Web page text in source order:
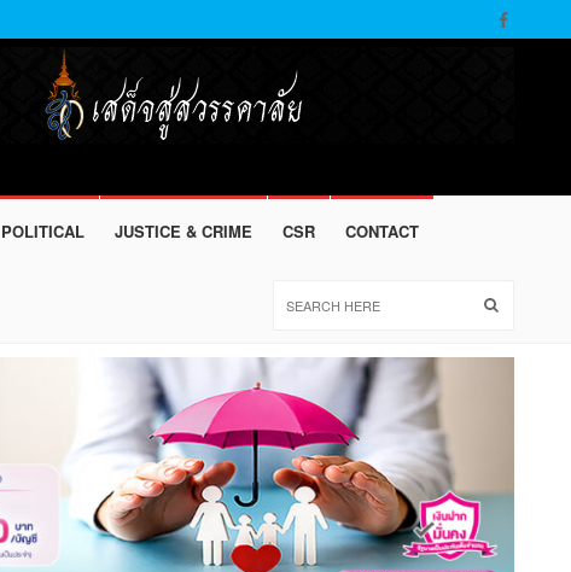
POLITICAL JUSTICE & CRIME CSR CONTACT